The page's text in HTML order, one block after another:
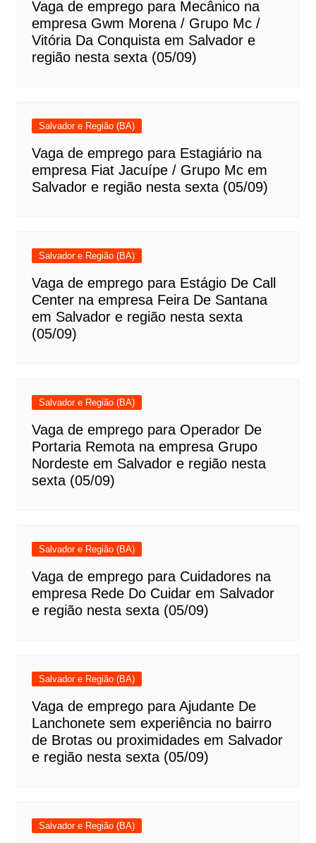
Vaga de emprego para Mecânico na
empresa Gwm Morena / Grupo Mc /
Vitória Da Conquista em Salvador e
região nesta sexta (05/09)
Salvador e Região (BA)
Vaga de emprego para Estagiário na
empresa Fiat Jacuípe / Grupo Mc em
Salvador e região nesta sexta (05/09)
Salvador e Região (BA)
Vaga de emprego para Estágio De Call
Center na empresa Feira De Santana
em Salvador e região nesta sexta
(05/09)
Salvador e Região (BA)
Vaga de emprego para Operador De
Portaria Remota na empresa Grupo
Nordeste em Salvador e região nesta
sexta (05/09)
Salvador e Região (BA)
Vaga de emprego para Cuidadores na
empresa Rede Do Cuidar em Salvador
e região nesta sexta (05/09)
Salvador e Região (BA)
Vaga de emprego para Ajudante De
Lanchonete sem experiência no bairro
de Brotas ou proximidades em Salvador
e região nesta sexta (05/09)
Salvador e Região (BA)